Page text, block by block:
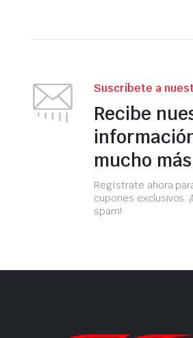
Suscríbete a
Recibe
mucho
Regístrate ahora
cupones exclusivos.
spam!